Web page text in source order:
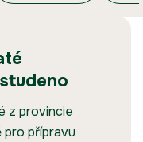
z provincie
pro přípravu